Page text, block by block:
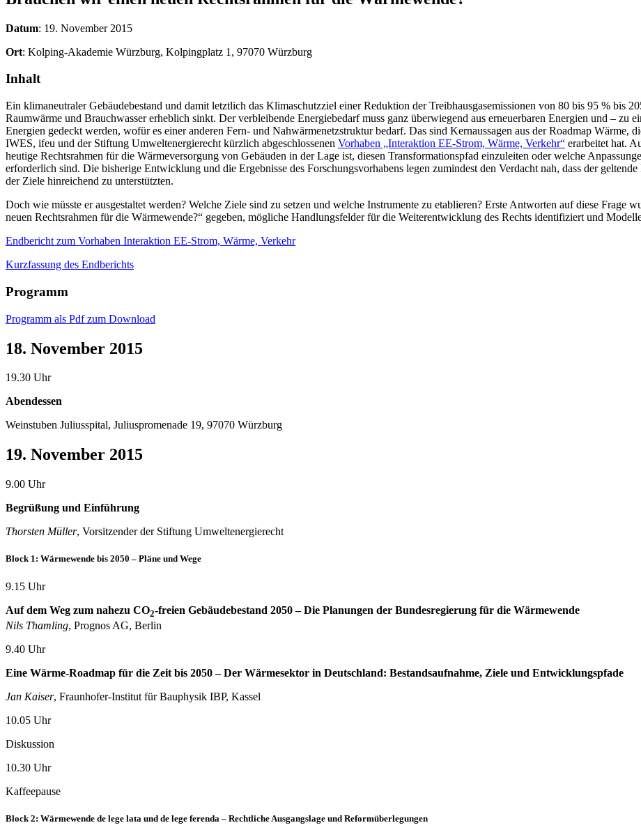
Datum: 19. November 2015
Ort: Kolping-Akademie Würzburg, Kolpingplatz 1, 97070 Würzburg
Inhalt
Ein klimaneutraler Gebäudebestand und damit letztlich das Klimaschutzziel einer Reduktion der Treibhausgasemissionen von 80 bis 95 % bis
Raumwärme und Brauchwasser erheblich sinkt. Der verbleibende Energiebedarf muss ganz überwiegend aus erneuerbaren Energien und – zu
Energien gedeckt werden, wofür es einer anderen Fern- und Nahwärmenetzstruktur bedarf. Das sind Kernaussagen aus der Roadmap Wärme,
IWES, ifeu und der Stiftung Umweltenergierecht kürzlich abgeschlossenen Vorhaben „Interaktion EE-Strom, Wärme, Verkehr“ erarbeitet hat.
heutige Rechtsrahmen für die Wärmeversorgung von Gebäuden in der Lage ist, diesen Transformationspfad einzuleiten oder welche
erforderlich sind. Die bisherige Entwicklung und die Ergebnisse des Forschungsvorhabens legen zumindest den Verdacht nah, dass der
der Ziele hinreichend zu unterstützten.
Doch wie müsste er ausgestaltet werden? Welche Ziele sind zu setzen und welche Instrumente zu etablieren? Erste Antworten auf diese Frage
neuen Rechtsrahmen für die Wärmewende?“ gegeben, mögliche Handlungsfelder für die Weiterentwicklung des Rechts identifiziert und
Endbericht zum Vorhaben Interaktion EE-Strom, Wärme, Verkehr
Kurzfassung des Endberichts
Programm
Programm als Pdf zum Download
18. November 2015
19.30 Uhr
Abendessen
Weinstuben Juliusspital, Juliuspromenade 19, 97070 Würzburg
19. November 2015
9.00 Uhr
Begrüßung und Einführung
Thorsten Müller, Vorsitzender der Stiftung Umweltenergierecht
Block 1: Wärmewende bis 2050 – Pläne und Wege
9.15 Uhr
Auf dem Weg zum nahezu CO2-freien Gebäudebestand 2050 – Die Planungen der Bundesregierung für die Wärmewende
Nils Thamling, Prognos AG, Berlin
9.40 Uhr
Eine Wärme-Roadmap für die Zeit bis 2050 – Der Wärmesektor in Deutschland: Bestandsaufnahme, Ziele und Entwicklungspfade
Jan Kaiser, Fraunhofer-Institut für Bauphysik IBP, Kassel
10.05 Uhr
Diskussion
10.30 Uhr
Kaffeepause
Block 2: Wärmewende de lege lata und de lege ferenda – Rechtliche Ausgangslage und Reformüberlegungen